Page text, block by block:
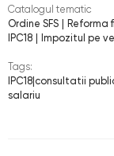
Catalogul tematic
Ordine SFS
Reforma
IPC18
Impozitul pe
Tags:
IPC18| consultatii
salariu